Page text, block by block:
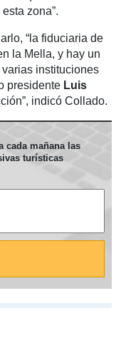
zona”.
“la fiduciaria de
la Mella, y hay un
instituciones
presidente Luis
indicó Collado.
cada mañana las
turísticas